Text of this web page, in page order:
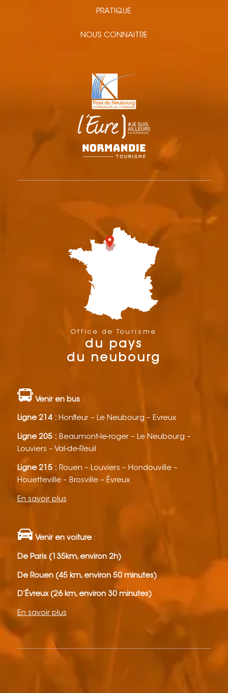
PRATIQUE
NOUS CONNAITRE
Office de Tourisme
du pays
du neubourg
Venir en bus:
Ligne 214 : Honfleur – Le Neubourg – Evreux
Ligne 205 : Beaumont-le-roger – Le Neubourg –
Louviers – Val-de-Reuil
Ligne 215 : Rouen – Louviers – Hondouville –
Houetteville – Brosville – Évreux
En savoir plus
Venir en voiture:
De Paris (135km, environ 2h)
De Rouen (45 km, environ 50 minutes)
D’Évreux (26 km, environ 30 minutes)
En savoir plus